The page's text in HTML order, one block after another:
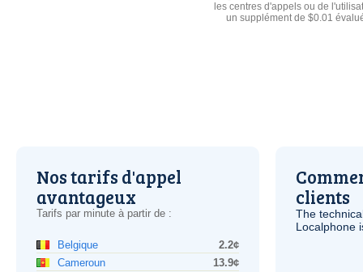
les centres d'appels ou de
un supplément de $0.01
Nos tarifs d'appel
avantageux
Tarifs par minute à partir de :
Belgique
2.2¢
Cameroun
13.9¢
clients
The
Localphone